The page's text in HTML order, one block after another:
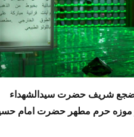
مضجع شریف حضرت سیدالشهداء
موزه حرم مطهر حضرت امام